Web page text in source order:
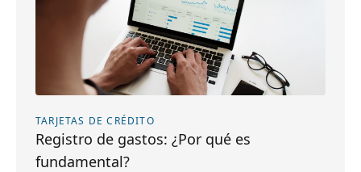
TARJETAS DE CRÉDITO
Registro de gastos: ¿Por qué es
fundamental?